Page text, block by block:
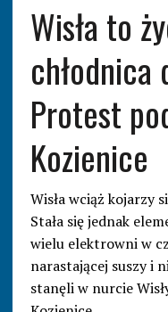
Wisła to
Protest
Kozienice
Wisła wciąż kojarzy
Stała się jednak
wielu elektrowni w
narastającej suszy i
stanęli w nurcie